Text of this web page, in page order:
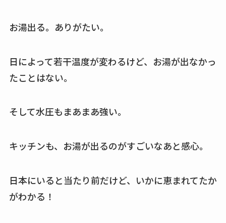
お湯出る。ありがたい。
日によって若干温度が変わるけど、お湯が出なかっ
たことはない。
そして水圧もまあまあ強い。
キッチンも、お湯が出るのがすごいなあと感心。
日本にいると当たり前だけど、いかに恵まれてたか
がわかる！